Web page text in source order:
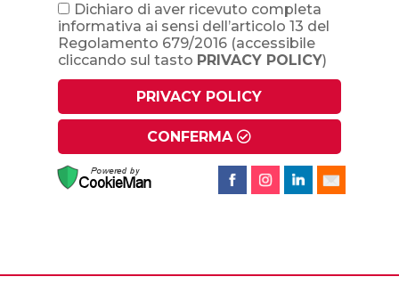
Dichiaro di aver ricevuto completa
informativa ai sensi dell’articolo 13 del
Regolamento 679/2016 (accessibile
cliccando sul tasto PRIVACY POLICY)
PRIVACY POLICY
CONFERMA